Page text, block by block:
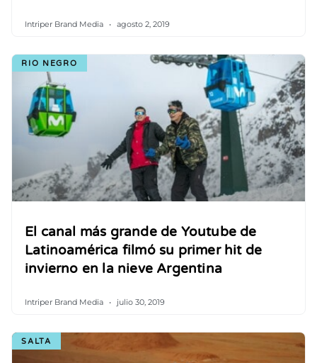
Intriper Brand Media agosto 2, 2019
RIO NEGRO
El canal más grande de Youtube de
Latinoamérica filmó su primer hit de
invierno en la nieve Argentina
Intriper Brand Media julio 30, 2019
SALTA